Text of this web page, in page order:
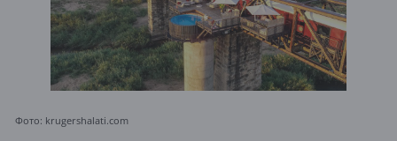
Фото: krugershalati.com